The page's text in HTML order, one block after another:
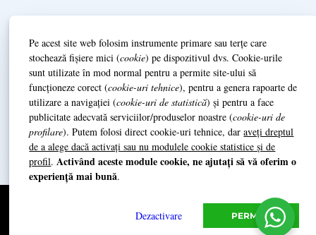
Politică de Confidenționalitate (GDPR)
ivrare și prestarea serviciilor
Date de identificare / Impressum
Politica de Anulare și Despăgubiri
Grazioso Music SRL (+4)0740.014.939
Pe acest site web folosim instrumente primare sau terțe care
stochează fișiere mici (cookie) pe dispozitivul dvs. Cookie-urile
sunt utilizate în mod normal pentru a permite site-ului să
funcționeze corect (cookie-uri tehnice), pentru a genera rapoarte de
utilizare a navigației (cookie-uri de statistică) și pentru a face
publicitate adecvată serviciilor/produselor noastre (cookie-uri de
profilare). Putem folosi direct cookie-uri tehnice, daraveți dreptul
de a alege dacă activați sau nu modulele cookie statistice și de
profil.Activând aceste module cookie, ne ajutați să vă oferim o
experiență mai bună.
PERMITE
Dezactivare